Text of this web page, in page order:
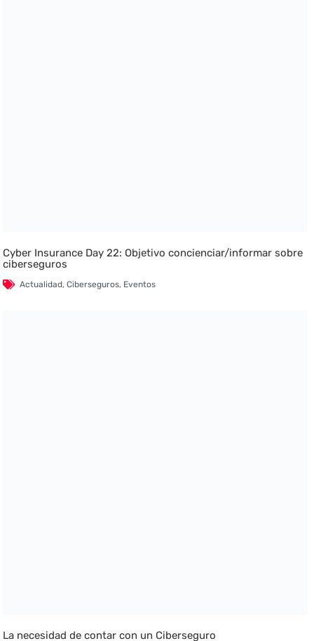
Cyber Insurance Day 22: Objetivo concienciar/informar sobre
ciberseguros
Actualidad,Ciberseguros, Eventos
La necesidad de contar con un Ciberseguro